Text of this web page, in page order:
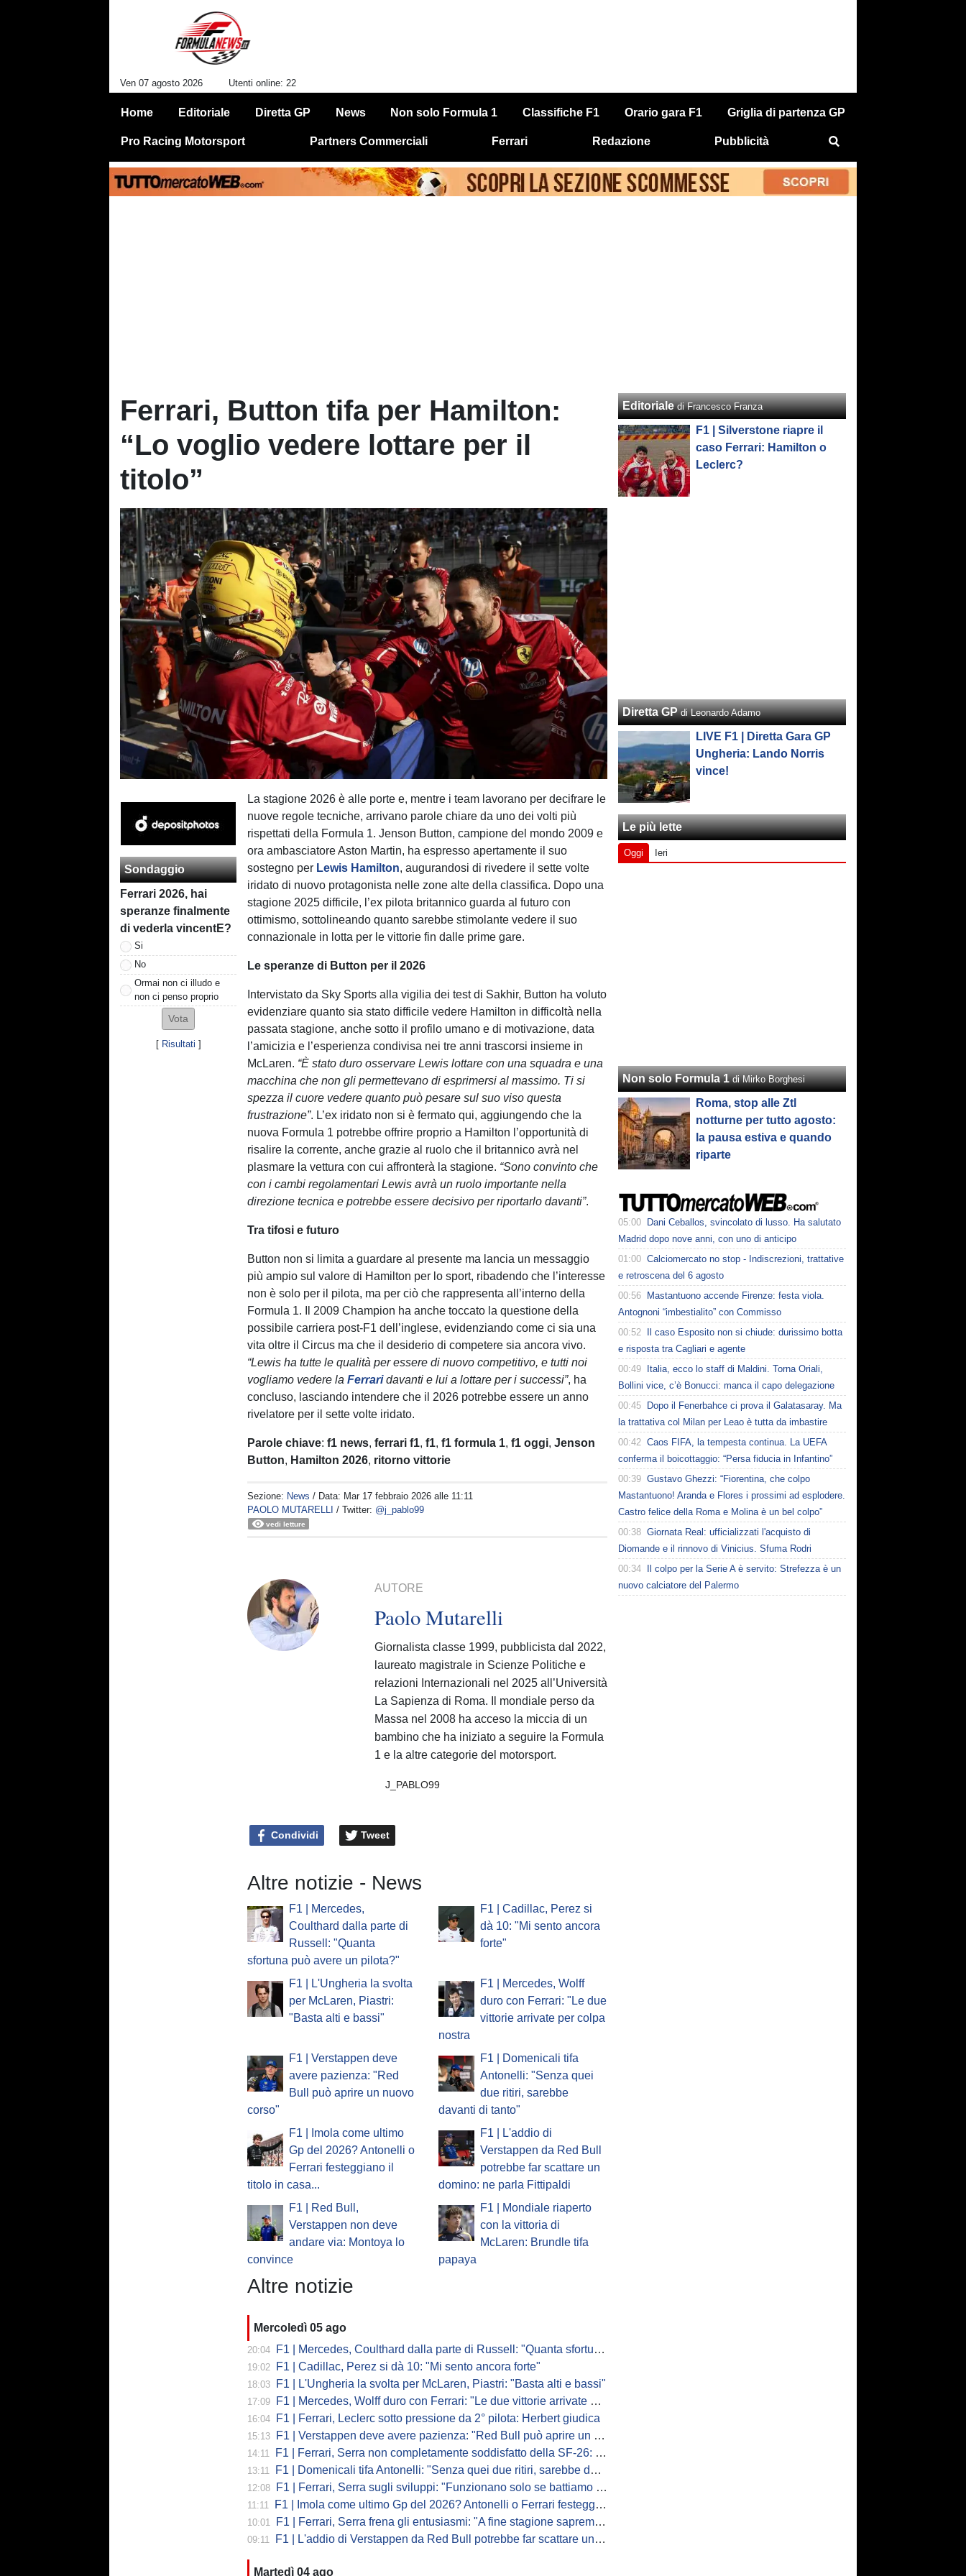
Ven 07 agosto 2026 Utenti online: 22
Home Editoriale Diretta GP News Non solo Formula 1 Classifiche F1 Orario gara F1 Griglia di partenza GP
Pro Racing Motorsport Partners Commerciali Ferrari Redazione Pubblicità
Ferrari, Button tifa per Hamilton:
“Lo voglio vedere lottare per il
titolo”
Sondaggio
Ferrari 2026, hai
speranze finalmente
di vederla vincentE?
Si
No
Ormai non ci illudo e
non ci penso proprio
[ Risultati ]
La stagione 2026 è alle porte e, mentre i team lavorano per decifrare le
nuove regole tecniche, arrivano parole chiare da uno dei volti più
rispettati della Formula 1. Jenson Button, campione del mondo 2009 e
ora ambasciatore Aston Martin, ha espresso apertamente il suo
sostegno per Lewis Hamilton, augurandosi di rivedere il sette volte
iridato di nuovo protagonista nelle zone alte della classifica. Dopo una
stagione 2025 difficile, l’ex pilota britannico guarda al futuro con
ottimismo, sottolineando quanto sarebbe stimolante vedere il suo
connazionale in lotta per le vittorie fin dalle prime gare.
Le speranze di Button per il 2026
Intervistato da Sky Sports alla vigilia dei test di Sakhir, Button ha voluto
evidenziare quanto sia stato difficile vedere Hamilton in difficoltà nella
passata stagione, anche sotto il profilo umano e di motivazione, data
l’amicizia e l’esperienza condivisa nei tre anni trascorsi insieme in
McLaren. “È stato duro osservare Lewis lottare con una squadra e una
macchina che non gli permettevano di esprimersi al massimo. Ti si
spezza il cuore vedere quanto può pesare sul suo viso questa
frustrazione”. L’ex iridato non si è fermato qui, aggiungendo che la
nuova Formula 1 potrebbe offrire proprio a Hamilton l’opportunità di
risalire la corrente, anche grazie al ruolo che il britannico avrà nel
plasmare la vettura con cui affronterà la stagione. “Sono convinto che
con i cambi regolamentari Lewis avrà un ruolo importante nella
direzione tecnica e potrebbe essere decisivo per riportarlo davanti”.
Tra tifosi e futuro
Button non si limita a guardare al presente ma lancia un messaggio
più ampio sul valore di Hamilton per lo sport, ribadendo che l’interesse
non è solo per il pilota, ma per ciò che rappresenta all’interno della
Formula 1. Il 2009 Champion ha anche toccato la questione della
possibile carriera post-F1 dell’inglese, evidenziando come ci sia una
vita oltre il Circus ma che il desiderio di competere sia ancora vivo.
“Lewis ha tutte le qualità per essere di nuovo competitivo, e tutti noi
vogliamo vedere laFerraridavanti e lui a lottare per i successi”, ha
concluso, lasciando intendere che il 2026 potrebbe essere un anno
rivelatore per il sette volte iridato.
Parole chiave:f1 news,ferrari f1,f1,f1 formula 1,f1 oggi,Jenson
Button, Hamilton 2026, ritorno vittorie
Sezione: News / Data: Mar 17 febbraio 2026 alle 11:11
PAOLO MUTARELLI / Twitter: @j_pablo99
vedi letture
AUTORE
Paolo Mutarelli
Giornalista classe 1999, pubblicista dal 2022,
laureato magistrale in Scienze Politiche e
relazioni Internazionali nel 2025 all’Università
La Sapienza di Roma. Il mondiale perso da
Massa nel 2008 ha acceso la miccia di un
bambino che ha iniziato a seguire la Formula
1 e la altre categorie del motorsport.
J_PABLO99
Condividi Tweet
Altre notizie - News
F1 | Mercedes,
Coulthard dalla parte di
Russell: "Quanta
sfortuna può avere un pilota?"
F1 | Cadillac, Perez si
dà 10: "Mi sento ancora
forte"
F1 | L'Ungheria la svolta
per McLaren, Piastri:
"Basta alti e bassi"
F1 | Mercedes, Wolff
duro con Ferrari: "Le due
vittorie arrivate per colpa
nostra
F1 | Verstappen deve
avere pazienza: "Red
Bull può aprire un nuovo
corso"
F1 | Domenicali tifa
Antonelli: "Senza quei
due ritiri, sarebbe
davanti di tanto"
F1 | Imola come ultimo
Gp del 2026? Antonelli o
Ferrari festeggiano il
titolo in casa...
F1 | L'addio di
Verstappen da Red Bull
potrebbe far scattare un
domino: ne parla Fittipaldi
F1 | Red Bull,
Verstappen non deve
andare via: Montoya lo
convince
F1 | Mondiale riaperto
con la vittoria di
McLaren: Brundle tifa
papaya
Altre notizie
Mercoledì 05 ago
20:04 F1 | Mercedes, Coulthard dalla parte di Russell: "Quanta sfortuna può avere un pilota?"
19:02 F1 | Cadillac, Perez si dà 10: "Mi sento ancora forte"
18:03 F1 | L'Ungheria la svolta per McLaren, Piastri: "Basta alti e bassi"
17:09 F1 | Mercedes, Wolff duro con Ferrari: "Le due vittorie arrivate per colpa nostra
16:04 F1 | Ferrari, Leclerc sotto pressione da 2° pilota: Herbert giudica
15:13 F1 | Verstappen deve avere pazienza: "Red Bull può aprire un nuovo corso"
14:11 F1 | Ferrari, Serra non completamente soddisfatto della SF-26: "Non è solo la mia macchina"
13:11 F1 | Domenicali tifa Antonelli: "Senza quei due ritiri, sarebbe davanti di tanto"
12:08 F1 | Ferrari, Serra sugli sviluppi: "Funzionano solo se battiamo gli altri"
11:11 F1 | Imola come ultimo Gp del 2026? Antonelli o Ferrari festeggiano il titolo in casa...
10:01 F1 | Ferrari, Serra frena gli entusiasmi: "A fine stagione sapremo se SF-26 è forte"
09:11 F1 | L'addio di Verstappen da Red Bull potrebbe far scattare un domino: ne parla Fittipaldi
Martedì 04 ago
Editoriale di Francesco Franza
F1 | Silverstone riapre il
caso Ferrari: Hamilton o
Leclerc?
Diretta GP di Leonardo Adamo
LIVE F1 | Diretta Gara GP
Ungheria: Lando Norris
vince!
Le più lette
Oggi Ieri
Non solo Formula 1 di Mirko Borghesi
Roma, stop alle Ztl
notturne per tutto agosto:
la pausa estiva e quando
riparte
05:00
Dani Ceballos, svincolato di lusso. Ha salutato
Madrid dopo nove anni, con uno di anticipo
01:00 Calciomercato no stop - Indiscrezioni, trattative
e retroscena del 6 agosto
00:56
Mastantuono accende Firenze: festa viola.
Antognoni “imbestialito” con Commisso
00:52
Il caso Esposito non si chiude: durissimo botta
e risposta tra Cagliari e agente
00:49
Italia, ecco lo staff di Maldini. Torna Oriali,
Bollini vice, c’è Bonucci: manca il capo delegazione
00:45
Dopo il Fenerbahce ci prova il Galatasaray. Ma
la trattativa col Milan per Leao è tutta da imbastire
00:42 Caos FIFA, la tempesta continua. La UEFA
conferma il boicottaggio: “Persa fiducia in Infantino”
00:39 Gustavo Ghezzi: “Fiorentina, che colpo
Mastantuono! Aranda e Flores i prossimi ad esplodere.
Castro felice della Roma e Molina è un bel colpo”
00:38 Giornata Real: ufficializzati l'acquisto di
Diomande e il rinnovo di Vinicius. Sfuma Rodri
00:34
Il colpo per la Serie A è servito: Strefezza è un
nuovo calciatore del Palermo